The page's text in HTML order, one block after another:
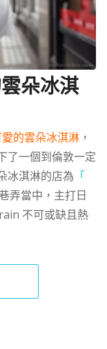
雲朵冰淇
的雲朵冰淇淋，
了一個到倫敦一定
冰淇淋的店為 「
弄當中，主打日
不可或缺且熱